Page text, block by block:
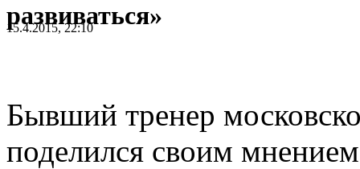
развиваться»
15.4.2015, 22:10
Бывший тренер
поделился своим